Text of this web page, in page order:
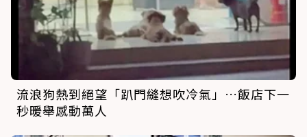
流浪狗熱到絕望「趴門縫想吹冷氣」…飯店下一
秒暖舉感動萬人